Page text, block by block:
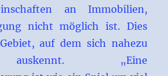
an Immobilien,
nicht möglich ist. Dies
auf dem sich nahezu
„Eine